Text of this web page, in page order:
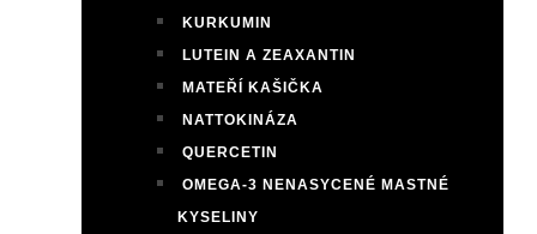
KURKUMIN
LUTEIN A ZEAXANTIN
MATEŘÍ KAŠIČKA
NATTOKINÁZA
QUERCETIN
OMEGA-3 NENASYCENÉ MASTNÉ
KYSELINY